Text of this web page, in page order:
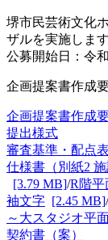
堺市民芸術文化
ザルを実施します
公募開始日：令
企画提案書作成
企画提案書作成
提出様式
審査基準・配点表
仕様書（別紙2 施
[3.79 MB]/R階平
袖文字 [2.45 MB]/
～大スタジオ平
契約書（案）